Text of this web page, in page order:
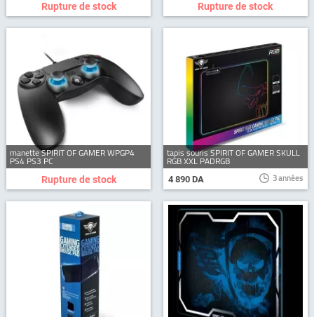
Rupture de stock Rupture de stock
manette SPIRIT OF GAMER WPGP4
PS4 PS3 PC
Rupture de stock
tapis souris SPIRIT OF GAMER SKULL
RGB XXL PADRGB
4 890 DA 3 années